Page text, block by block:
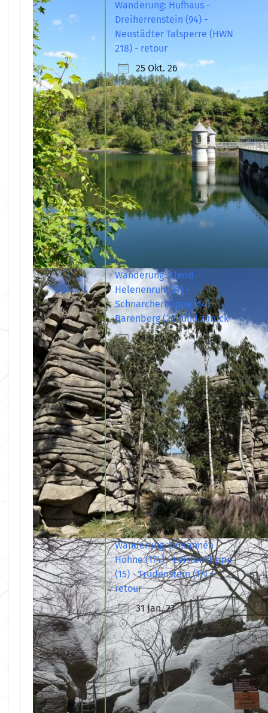
Wanderung: Hufhaus -
Dreiherrenstein (94) -
Neustädter Talsperre (HWN
218) - retour
25 Okt. 26
Wanderung: Elend -
Helenenruh (21) -
Schnarcherklippe (14) -
Barenberg (20) und zurück
29 Nov. 26
Wanderung: Dreiannen
Hohne (174) - Leistenklippe
(15) - Trudenstein (17) +
retour
31 Jan. 27